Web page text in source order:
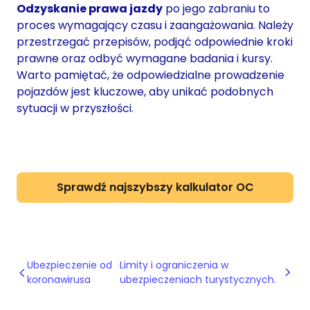
Odzyskanie prawa jazdy po jego zabraniu to
proces wymagający czasu i zaangażowania. Należy
przestrzegać przepisów, podjąć odpowiednie kroki
prawne oraz odbyć wymagane badania i kursy.
Warto pamiętać, że odpowiedzialne prowadzenie
pojazdów jest kluczowe, aby unikać podobnych
sytuacji w przyszłości.
Sprawdź najszybszy kalkulator OC
Ubezpieczenie od
koronawirusa
Limity i ograniczenia w
ubezpieczeniach turystycznych.